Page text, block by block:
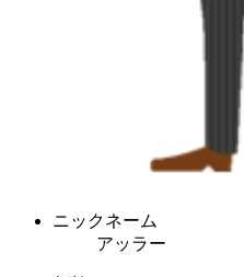
ニックネーム
アッラー